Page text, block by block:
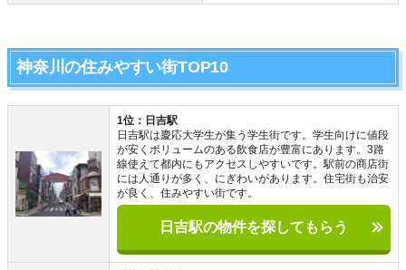
神奈川の住みやすい街TOP10
1位：日吉駅
日吉駅は慶応大学生が集う学生街です。学生向けに値段
が安くボリュームのある飲食店が豊富にあります。3路
線使えて都内にもアクセスしやすいです。駅前の商店街
には人通りが多く、にぎわいがあります。住宅街も治安
が良く、住みやすい街です。
日吉駅の物件を探してもらう